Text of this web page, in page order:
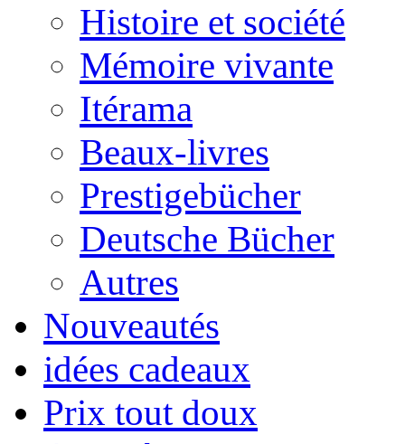
Histoire et société
Mémoire vivante
Itérama
Beaux-livres
Prestigebücher
Deutsche Bücher
Autres
Nouveautés
idées cadeaux
Prix tout doux